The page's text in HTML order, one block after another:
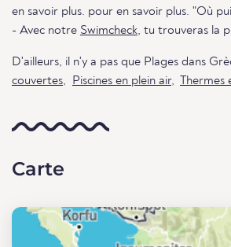
en savoir plus. pour en savoir plus. "Où
- Avec notre Swimcheck, tu trouveras la
D'ailleurs, il n'y a pas que Plages dans
couvertes, Piscines en plein air,
Carte